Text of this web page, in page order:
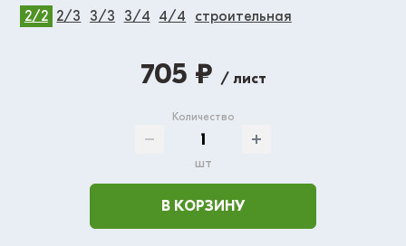
2/2 2/3 3/3 3/4 4/4 строительная
705 ₽ / лист
Количество
шт
В КОРЗИНУ